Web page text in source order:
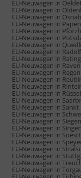
EU-Neuwagen in Oelde
EU-Neuwagen in
EU-Neuwagen in
EU-Neuwagen in
EU-Neuwagen in
EU-Neuwagen in
EU-Neuwagen in
EU-Neuwagen in
EU-Neuwagen in
EU-Neuwagen in
EU-Neuwagen in
EU-Neuwagen in
EU-Neuwagen in
EU-Neuwagen in
EU-Neuwagen in
EU-Neuwagen in
EU-Neuwagen in
EU-Neuwagen in Siegen
EU-Neuwagen in Singen
EU-Neuwagen in Soest
EU-Neuwagen in
EU-Neuwagen in
EU-Neuwagen in
EU-Neuwagen in
EU-Neuwagen in